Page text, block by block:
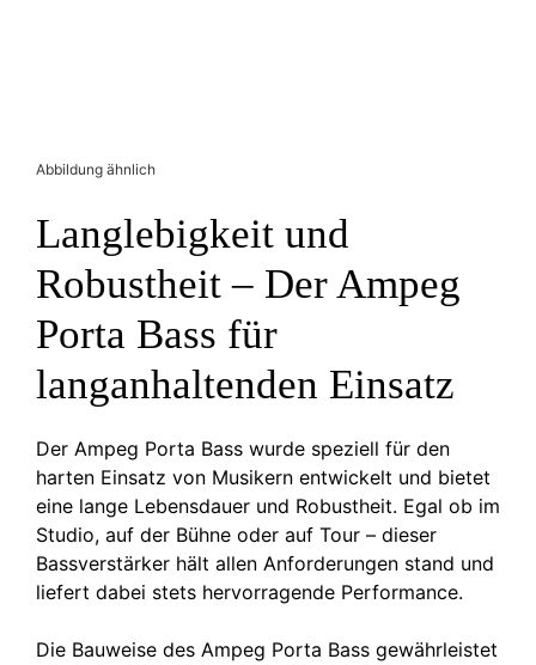
Abbildung ähnlich
Langlebigkeit und
Robustheit – Der Ampeg
Porta Bass für
langanhaltenden Einsatz
Der Ampeg Porta Bass wurde speziell für den
harten Einsatz von Musikern entwickelt und bietet
eine lange Lebensdauer und Robustheit. Egal ob im
Studio, auf der Bühne oder auf Tour – dieser
Bassverstärker hält allen Anforderungen stand und
liefert dabei stets hervorragende Performance.
Die Bauweise des Ampeg Porta Bass gewährleistet